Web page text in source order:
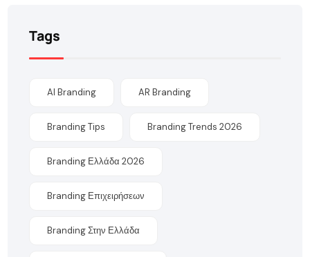
Tags
AI Branding AR Branding
Branding Tips Branding Trends 2026
Branding Ελλάδα 2026
Branding Επιχειρήσεων
Branding Στην Ελλάδα